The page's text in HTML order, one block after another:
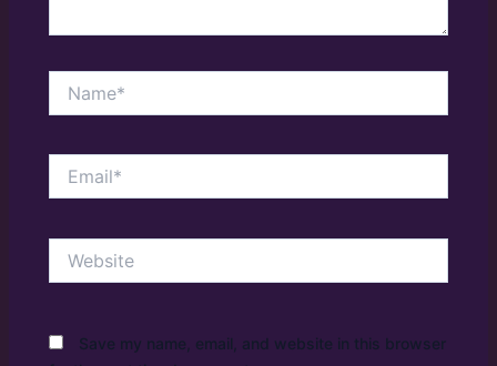
Save my name, email, and website in this browser